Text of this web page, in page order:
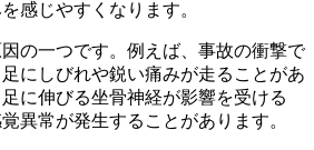
感じやすくなります。
の一つです。例えば、事故の衝撃で
にしびれや鋭い痛みが走ることがあ
に伸びる坐骨神経が影響を受ける
異常が発生することがあります。